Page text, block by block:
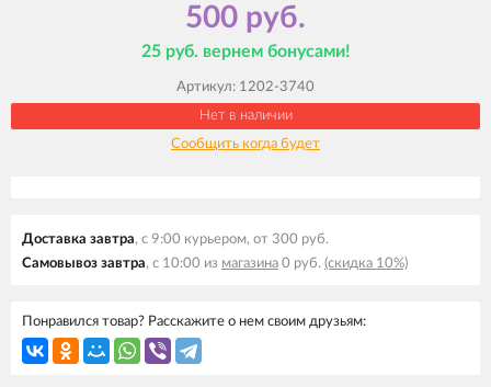
500 руб.
25 руб. вернем бонусами!
Артикул: 1202-3740
Нет в наличии
Сообщить когда будет
Доставка завтра, с 9:00 курьером, от 300 руб.
Самовывоз завтра, с 10:00 из магазина 0 руб. (скидка 10%)
Понравился товар? Расскажите о нем своим друзьям: